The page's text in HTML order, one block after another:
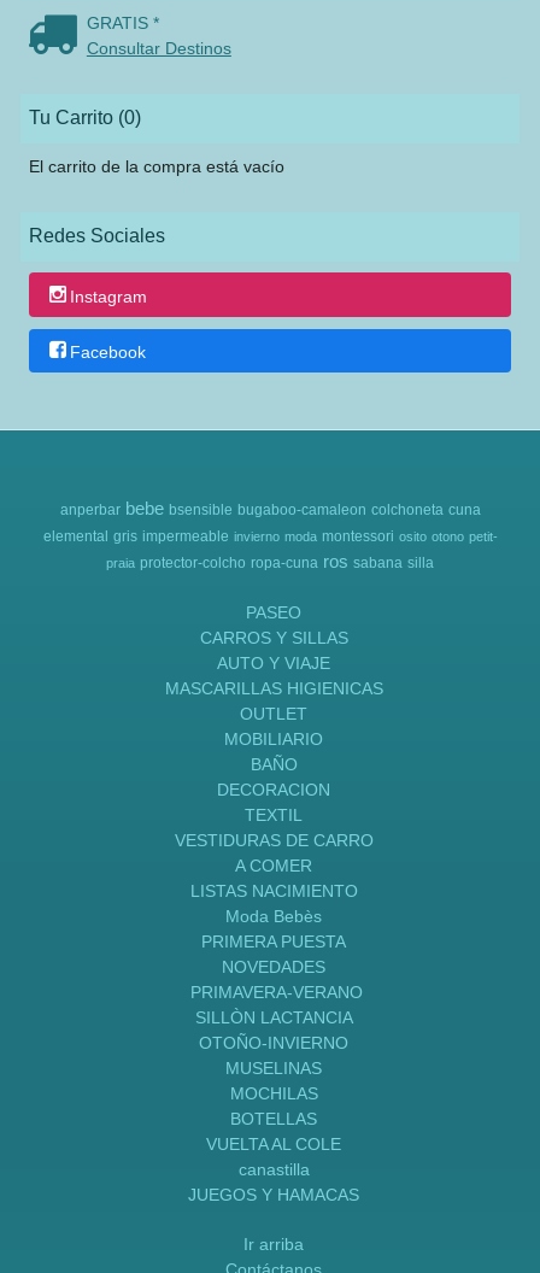
GRATIS *
Consultar Destinos
Tu Carrito (0)
El carrito de la compra está vacío
Redes Sociales
Instagram
Facebook
anperbar bebe bsensible bugaboo-camaleon colchoneta cuna
elemental gris impermeable invierno moda montessori osito otono petit-
praia protector-colcho ropa-cuna ros sabana silla
PASEO
CARROS Y SILLAS
AUTO Y VIAJE
MASCARILLAS HIGIENICAS
OUTLET
MOBILIARIO
BAÑO
DECORACION
TEXTIL
VESTIDURAS DE CARRO
A COMER
LISTAS NACIMIENTO
Moda Bebès
PRIMERA PUESTA
NOVEDADES
PRIMAVERA-VERANO
SILLÒN LACTANCIA
OTOÑO-INVIERNO
MUSELINAS
MOCHILAS
BOTELLAS
VUELTA AL COLE
canastilla
JUEGOS Y HAMACAS
Ir arriba